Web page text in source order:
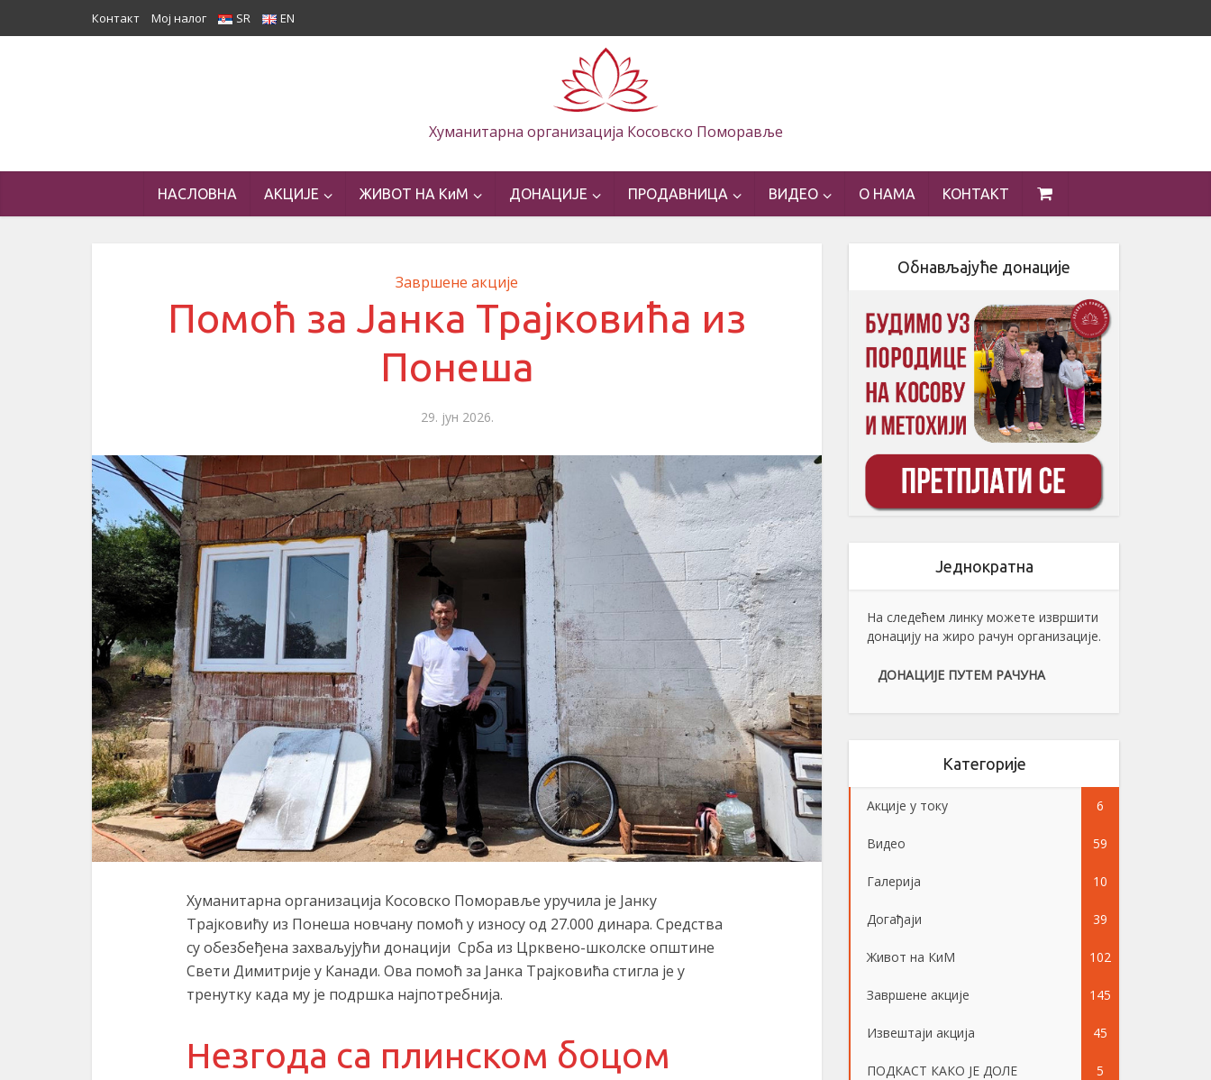
Контакт Мој налог SR EN
Хуманитарна организација Косовско Поморавље
НАСЛОВНА АКЦИЈЕ ЖИВОТ НА КиМ ДОНАЦИЈЕ ПРОДАВНИЦА ВИДЕО О НАМА КОНТАКТ
Завршене акције
Помоћ за Јанка Трајковића из
Понеша
29. јун 2026.
Хуманитарна организација Косовско Поморавље уручила је Јанку
Трајковићу из Понеша новчану помоћ у износу од 27.000 динара. Средства
су обезбеђена захваљујући донацији Срба из Црквено-школске општине
Свети Димитрије у Канади. Ова помоћ за Јанка Трајковића стигла је у
тренутку када му је подршка најпотребнија.
Незгода са плинском боцом
Обнављајуће донације
Једнократна
На следећем линку можете извршити
донацију на жиро рачун организације.
ДОНАЦИЈЕ ПУТЕМ РАЧУНА
Категорије
Акције у току 6
Видео 59
Галерија 10
Догађаји 39
Живот на КиМ 102
Завршене акције 145
Извештаји акција 45
ПОДКАСТ КАКО ЈЕ ДОЛЕ 5